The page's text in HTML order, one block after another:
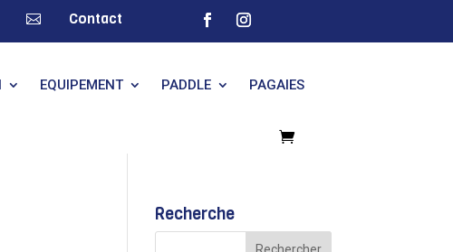
 Contact
EQUIPEMENT PADDLE PAGAIES
Recherche